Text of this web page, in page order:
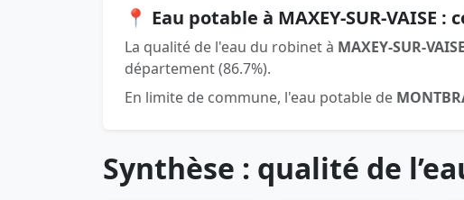
📍 Eau potable à MAXEY-SUR-VAISE :
La qualité de l'eau du robinet à MAXEY-SUR-VAISE
département (86.7%).
En limite de commune, l'eau potable de
Synthèse : qualité de